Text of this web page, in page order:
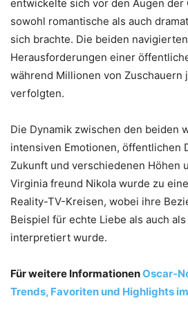
entwickelte sich vor den Augen der
sowohl romantische als auch
sich brachte. Die beiden
Herausforderungen einer
während Millionen von Zuschauern
verfolgten.
Die Dynamik zwischen den beiden
intensiven Emotionen, öffentlichen
Zukunft und verschiedenen Höhen
Virginia freund Nikola wurde zu
Reality-TV-Kreisen, wobei ihre
Beispiel für echte Liebe als auch
interpretiert wurde.
Für weitere InformationenOscar-
Trends, Favoriten und Highlights